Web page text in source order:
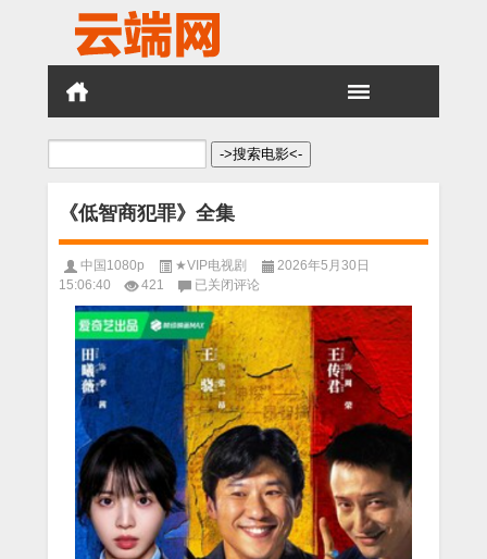
搜
《低智商犯罪》全集
中国1080p ★VIP电视剧
2026年5月30日
15:06:40
421
《低
智
商
犯
罪》
全
集
已关闭评论